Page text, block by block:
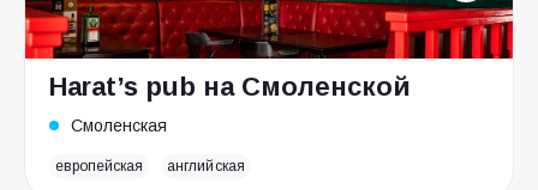
Harat’s pub на Смоленской
Смоленская
европейская английская